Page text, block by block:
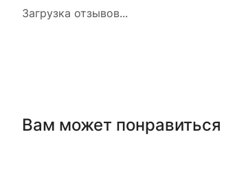
Загрузка отзывов...
Вам может понравиться